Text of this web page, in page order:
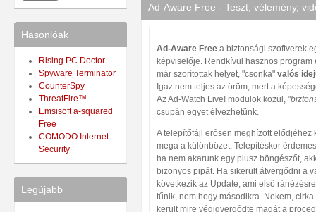
Hasonlóak
Rising PC Doctor
Spyware Terminator
CounterSpy
ThreatFire™
Emsisoft a-squared
Free
COMODO Internet
Security
Legújabb
Ad-Aware Free - Teszt, vélemény,
Ad-Aware Free a biztonsági szoftverek
képviselője. Rendkívül hasznos program
már szorítottak helyet, "csonka" valós
Igaz nem teljes az öröm, mert a
Az Ad-Watch Live! modulok közül, "
csupán egyet élvezhetünk.
A telepítőfájl erősen meghízott elődjéhez
mega a különbözet. Telepítéskor
ha nem akarunk egy plusz böngészőt,
bizonyos pipát. Ha sikerült átvergődni a
következik az Update, ami első
tűnik, nem hogy másodikra. Nekem,
került mire végigvergődte magát a